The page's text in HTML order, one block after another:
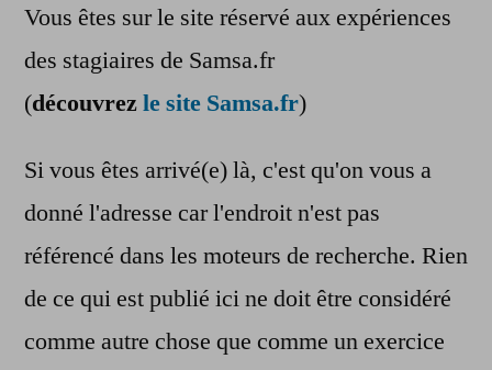
Vous êtes sur le site réservé aux expériences
des stagiaires de Samsa.fr
(découvrezle site Samsa.fr)
Si vous êtes arrivé(e) là, c'est qu'on vous a
donné l'adresse car l'endroit n'est pas
référencé dans les moteurs de recherche. Rien
de ce qui est publié ici ne doit être considéré
comme autre chose que comme un exercice